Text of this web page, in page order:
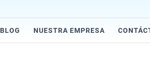
BLOG NUESTRA EMPRESA